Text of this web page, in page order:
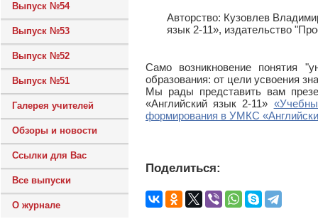
Выпуск №54
Выпуск №53
Выпуск №52
Выпуск №51
Галерея учителей
Обзоры и новости
Ссылки для Вас
Все выпуски
О журнале
Авторcтво: Кузовлев
язык 2-11», издательство
Само возникновение понятия
образования: от цели усвоения
Мы рады представить вам
«Английский язык 2-11»
формирования в УМКC
Поделиться: